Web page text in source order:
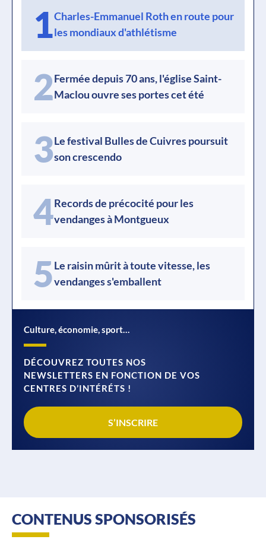
1Charles-Emmanuel Roth en route pour
les mondiaux d'athlétisme
2Fermée depuis 70 ans, l'église Saint-
Maclou ouvre ses portes cet été
3Le festival Bulles de Cuivres poursuit
son crescendo
4Records de précocité pour les
vendanges à Montgueux
5Le raisin mûrit à toute vitesse, les
vendanges s'emballent
Culture, économie, sport…
DÉCOUVREZ TOUTES NOS
NEWSLETTERS EN FONCTION DE VOS
CENTRES D’INTÉRÉTS !
S’INSCRIRE
CONTENUS SPONSORISÉS